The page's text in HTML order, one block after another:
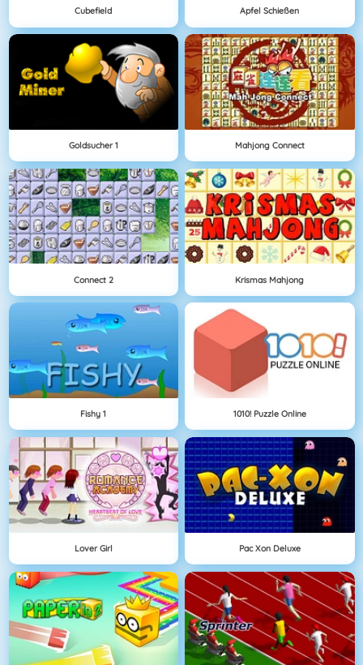
Cubefield Apfel Schießen
Goldsucher 1 Mahjong Connect
Connect 2 Krismas Mahjong
Fishy 1 1010! Puzzle Online
Lover Girl Pac Xon Deluxe